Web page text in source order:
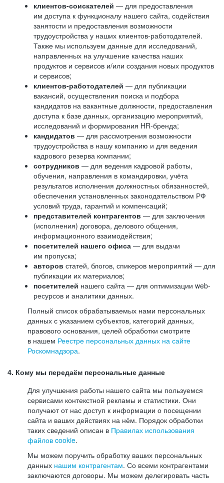
клиентов-соискателей — для предоставления
им доступа к функционалу нашего сайта, содействия
занятости и предоставления возможности
трудоустройства у наших клиентов-работодателей.
Также мы используем данные для исследований,
направленных на улучшение качества наших
продуктов и сервисов и/или создания новых продуктов
и сервисов;
клиентов-работодателей — для публикации
вакансий, осуществления поиска и подбора
кандидатов на вакантные должности, предоставления
доступа к базе данных, организацию мероприятий,
исследований и формирования HR-бренда;
кандидатов — для рассмотрения возможности
трудоустройства в нашу компанию и для ведения
кадрового резерва компании;
сотрудников — для ведения кадровой работы,
обучения, направления в командировки, учёта
результатов исполнения должностных обязанностей,
обеспечения установленных законодательством РФ
условий труда, гарантий и компенсаций;
представителей контрагентов — для заключения
(исполнения) договора, делового общения,
информационного взаимодействия;
посетителей нашего офиса — для выдачи
им пропуска;
авторов статей, блогов, спикеров мероприятий — для
публикации их материалов;
посетителей нашего сайта — для оптимизации web-
ресурсов и аналитики данных.
Полный список обрабатываемых нами персональных
данных с указанием субъектов, категорий данных,
правового основания, целей обработки смотрите
в нашем Реестре персональных данных на сайте
Роскомнадзора.
4. Кому мы передаём персональные данные
Для улучшения работы нашего сайта мы пользуемся
сервисами контекстной рекламы и статистики. Они
получают от нас доступ к информации о посещении
сайта и ваших действиях на нём. Порядок обработки
таких сведений описан в Правилах использования
файлов cookie.
Мы можем поручить обработку ваших персональных
данных нашим контрагентам. Со всеми контрагентами
заключаются договоры. Мы можем делегировать часть